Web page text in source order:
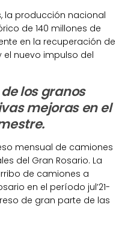
la producción nacional
de 140 millones de
en la recuperación de
nuevo impulso del
los granos
mejoras en el
mensual de camiones
del Gran Rosario. La
de camiones a
en el período jul’21-
de gran parte de las